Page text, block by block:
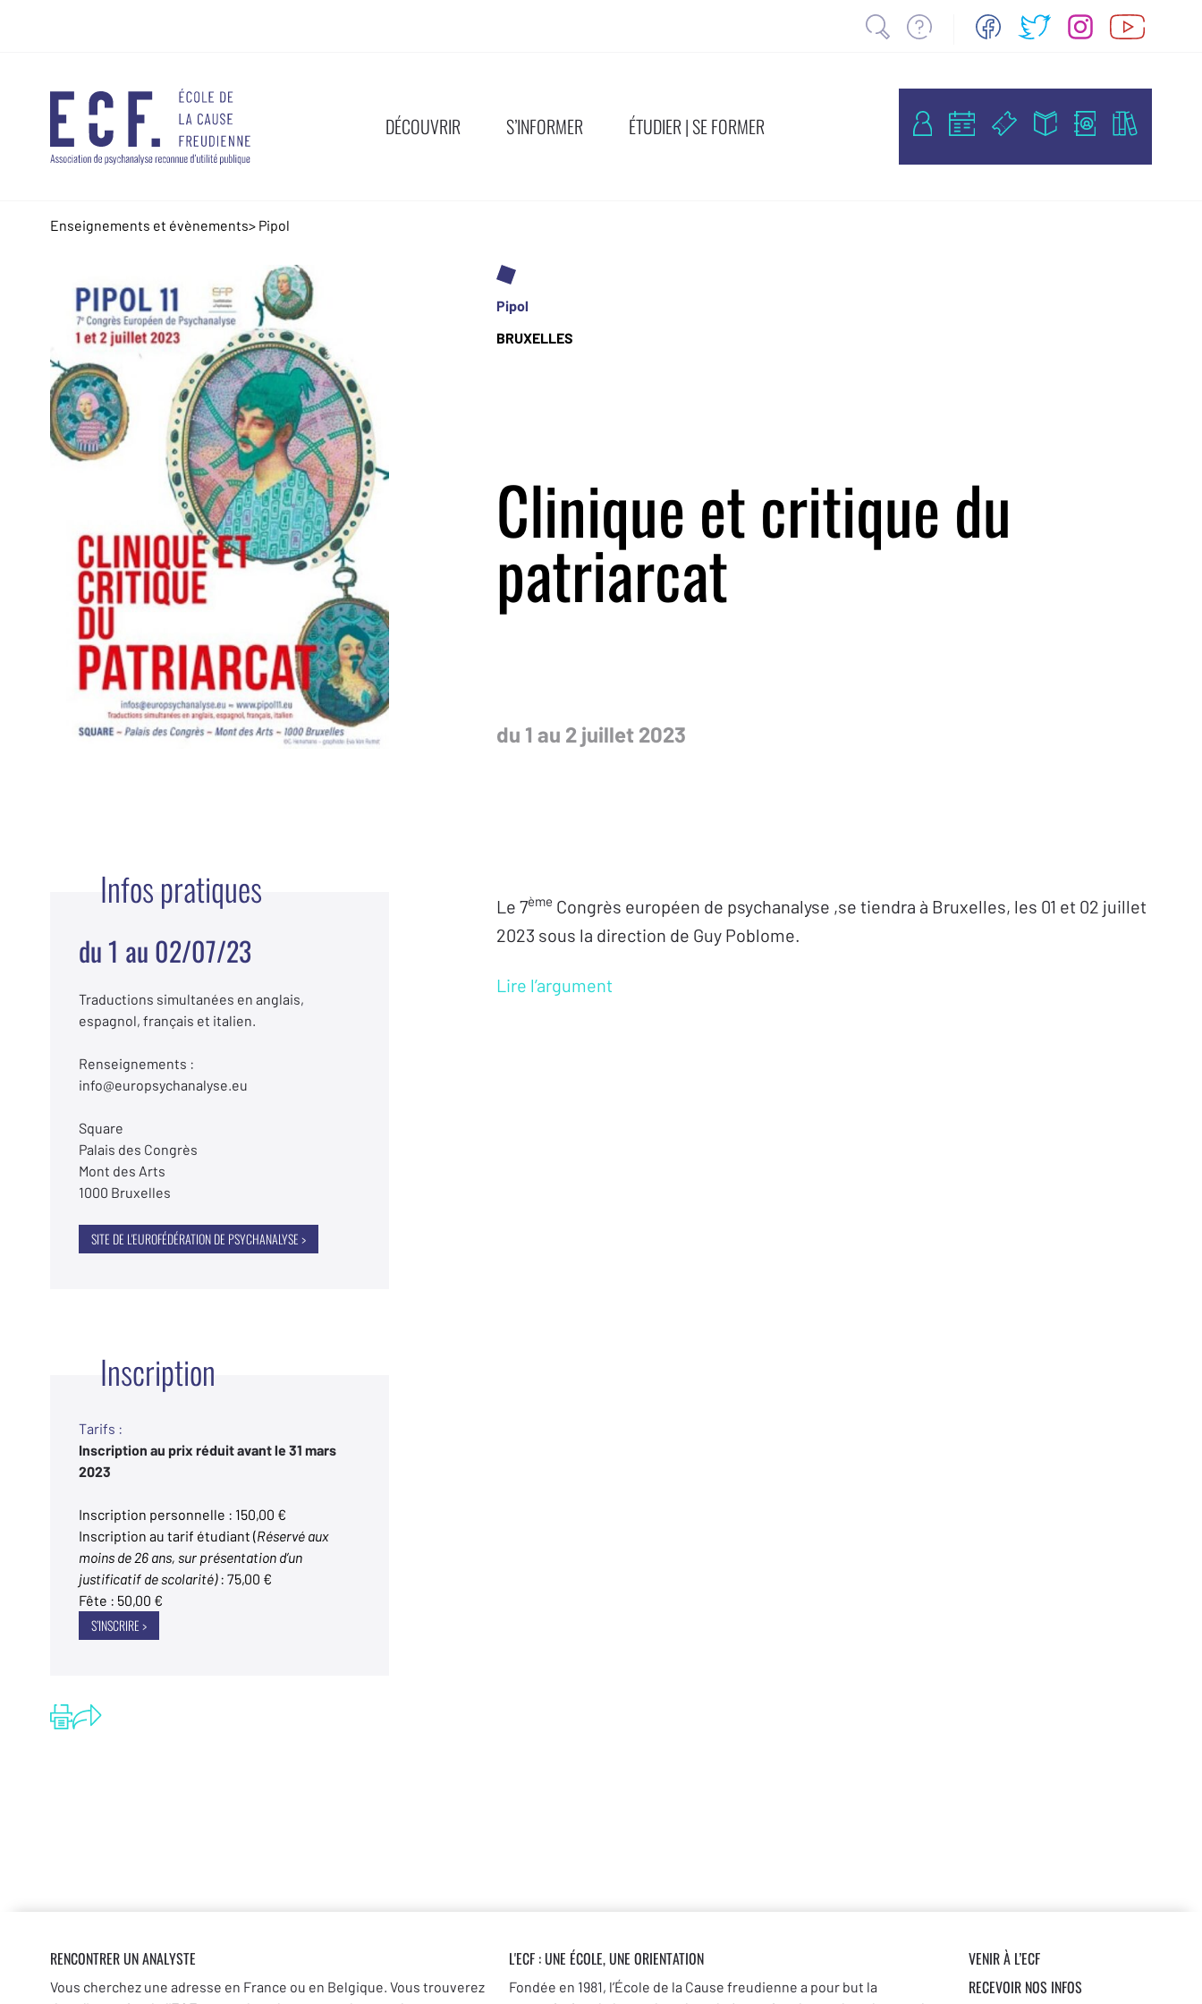
DÉCOUVRIR S’INFORMER ÉTUDIER | SE FORMER
Enseignements et évènements> Pipol
Pipol
BRUXELLES
Clinique et critique du
patriarcat
du 1 au 2 juillet 2023
Infos pratiques
du 1 au 02/07/23
Traductions simultanées en anglais,
espagnol, français et italien.
Renseignements :
info@europsychanalyse.eu
Square
Palais des Congrès
Mont des Arts
1000 Bruxelles
SITE DE L'EUROFÉDÉRATION DE PSYCHANALYSE >
Inscription
Tarifs :
Inscription au prix réduit avant le 31 mars
2023
Inscription personnelle : 150,00 €
Inscription au tarif étudiant (Réservé aux
moins de 26 ans, sur présentation d’un
justificatif de scolarité): 75,00 €
Fête : 50,00 €
S’INSCRIRE >
Le 7ème Congrès européen de psychanalyse ,se tiendra à Bruxelles, les 01 et 02 juillet
2023 sous la direction de Guy Poblome.
Lire l’argument
RENCONTRER UN ANALYSTE
Vous cherchez une adresse en France ou en Belgique. Vous trouverez
L'ECF : UNE ÉCOLE, UNE ORIENTATION
Fondée en 1981, l’École de la Cause freudienne a pour but la
VENIR À L’ECF
RECEVOIR NOS INFOS